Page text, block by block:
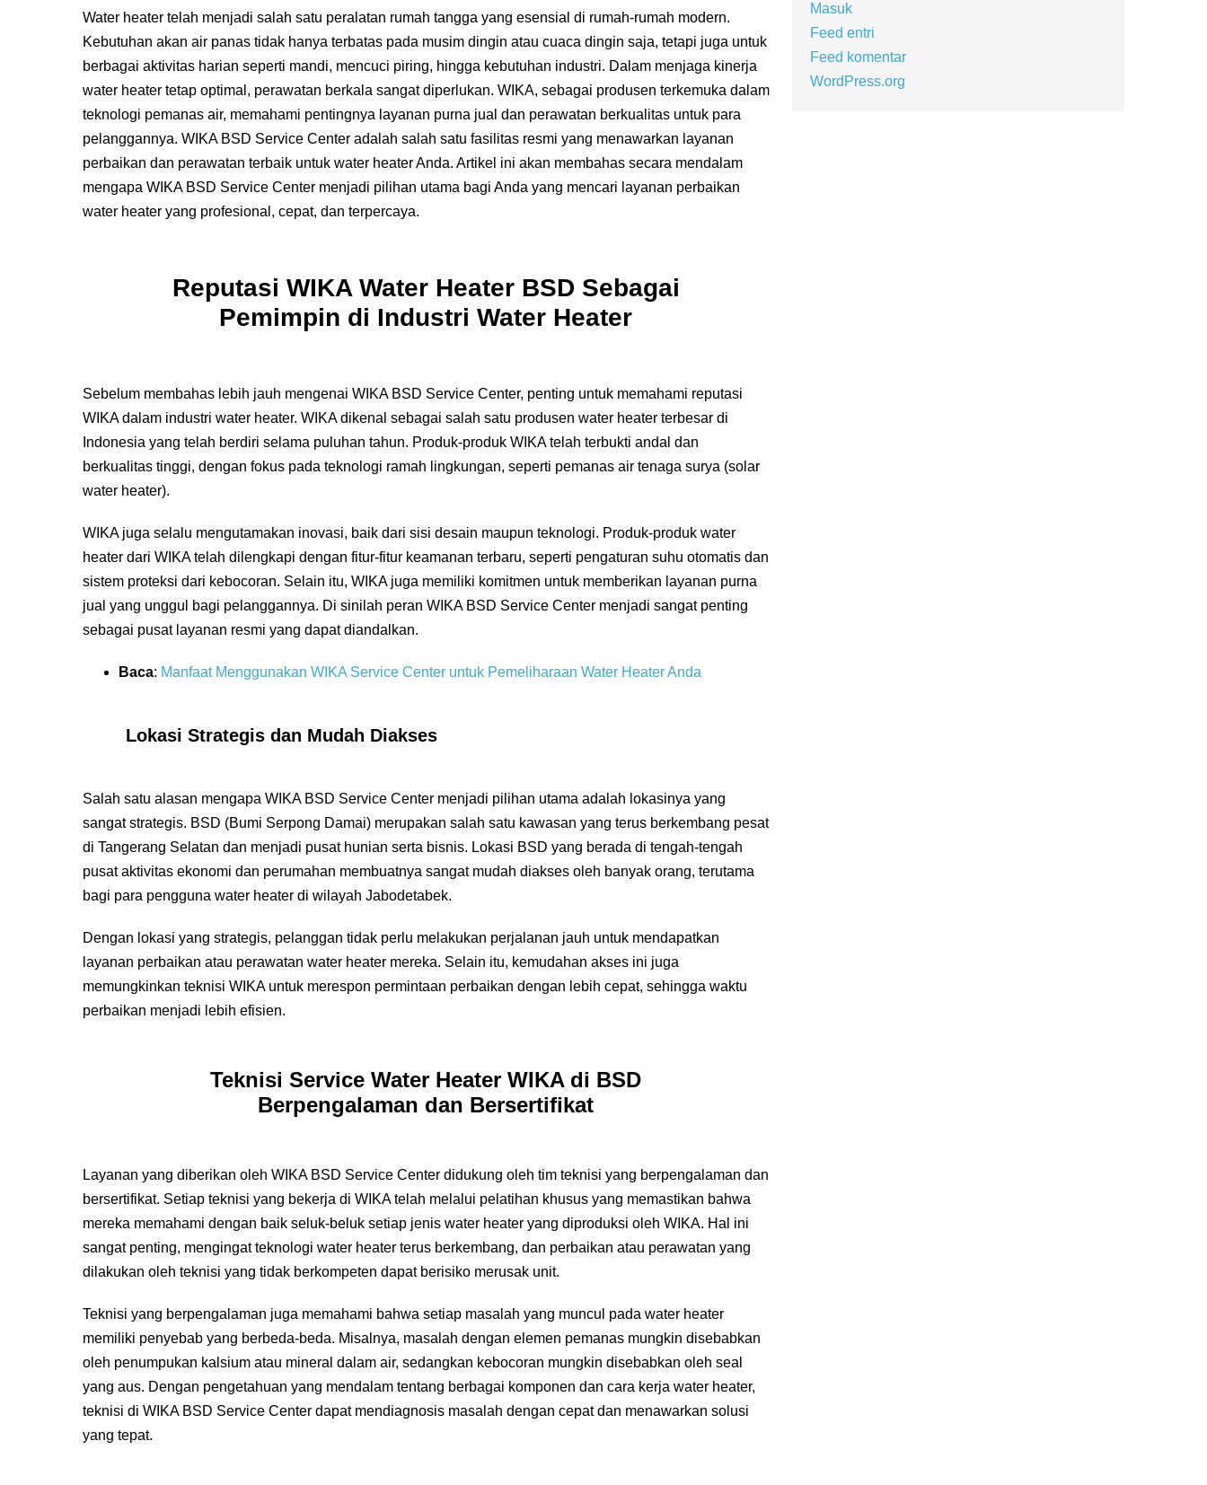
Water heater telah menjadi salah satu peralatan rumah tangga yang esensial di rumah-rumah modern.
Kebutuhan akan air panas tidak hanya terbatas pada musim dingin atau cuaca dingin saja, tetapi juga untuk
berbagai aktivitas harian seperti mandi, mencuci piring, hingga kebutuhan industri. Dalam menjaga kinerja
water heater tetap optimal, perawatan berkala sangat diperlukan. WIKA, sebagai produsen terkemuka dalam
teknologi pemanas air, memahami pentingnya layanan purna jual dan perawatan berkualitas untuk para
pelanggannya. WIKA BSD Service Center adalah salah satu fasilitas resmi yang menawarkan layanan
perbaikan dan perawatan terbaik untuk water heater Anda. Artikel ini akan membahas secara mendalam
mengapa WIKA BSD Service Center menjadi pilihan utama bagi Anda yang mencari layanan perbaikan
water heater yang profesional, cepat, dan terpercaya.
Reputasi WIKA Water Heater BSD Sebagai
Pemimpin di Industri Water Heater
Sebelum membahas lebih jauh mengenai WIKA BSD Service Center, penting untuk memahami reputasi
WIKA dalam industri water heater. WIKA dikenal sebagai salah satu produsen water heater terbesar di
Indonesia yang telah berdiri selama puluhan tahun. Produk-produk WIKA telah terbukti andal dan
berkualitas tinggi, dengan fokus pada teknologi ramah lingkungan, seperti pemanas air tenaga surya (solar
water heater).
WIKA juga selalu mengutamakan inovasi, baik dari sisi desain maupun teknologi. Produk-produk water
heater dari WIKA telah dilengkapi dengan fitur-fitur keamanan terbaru, seperti pengaturan suhu otomatis dan
sistem proteksi dari kebocoran. Selain itu, WIKA juga memiliki komitmen untuk memberikan layanan purna
jual yang unggul bagi pelanggannya. Di sinilah peran WIKA BSD Service Center menjadi sangat penting
sebagai pusat layanan resmi yang dapat diandalkan.
Baca: Manfaat Menggunakan WIKA Service Center untuk Pemeliharaan Water Heater Anda
Lokasi Strategis dan Mudah Diakses
Salah satu alasan mengapa WIKA BSD Service Center menjadi pilihan utama adalah lokasinya yang
sangat strategis. BSD (Bumi Serpong Damai) merupakan salah satu kawasan yang terus berkembang pesat
di Tangerang Selatan dan menjadi pusat hunian serta bisnis. Lokasi BSD yang berada di tengah-tengah
pusat aktivitas ekonomi dan perumahan membuatnya sangat mudah diakses oleh banyak orang, terutama
bagi para pengguna water heater di wilayah Jabodetabek.
Dengan lokasi yang strategis, pelanggan tidak perlu melakukan perjalanan jauh untuk mendapatkan
layanan perbaikan atau perawatan water heater mereka. Selain itu, kemudahan akses ini juga
memungkinkan teknisi WIKA untuk merespon permintaan perbaikan dengan lebih cepat, sehingga waktu
perbaikan menjadi lebih efisien.
Teknisi Service Water Heater WIKA di BSD
Berpengalaman dan Bersertifikat
Layanan yang diberikan oleh WIKA BSD Service Center didukung oleh tim teknisi yang berpengalaman dan
bersertifikat. Setiap teknisi yang bekerja di WIKA telah melalui pelatihan khusus yang memastikan bahwa
mereka memahami dengan baik seluk-beluk setiap jenis water heater yang diproduksi oleh WIKA. Hal ini
sangat penting, mengingat teknologi water heater terus berkembang, dan perbaikan atau perawatan yang
dilakukan oleh teknisi yang tidak berkompeten dapat berisiko merusak unit.
Teknisi yang berpengalaman juga memahami bahwa setiap masalah yang muncul pada water heater
memiliki penyebab yang berbeda-beda. Misalnya, masalah dengan elemen pemanas mungkin disebabkan
oleh penumpukan kalsium atau mineral dalam air, sedangkan kebocoran mungkin disebabkan oleh seal
yang aus. Dengan pengetahuan yang mendalam tentang berbagai komponen dan cara kerja water heater,
teknisi di WIKA BSD Service Center dapat mendiagnosis masalah dengan cepat dan menawarkan solusi
yang tepat.
Masuk
Feed entri
Feed komentar
WordPress.org